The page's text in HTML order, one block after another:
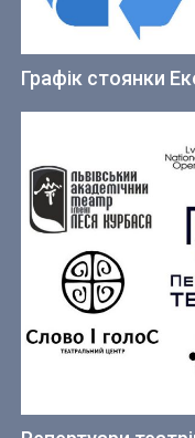
Графік стоянки